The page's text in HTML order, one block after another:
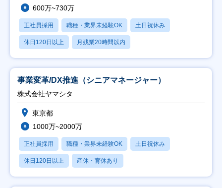
600万~730万
正社員採用 職種・業界未経験OK 土日祝休み
休日120日以上 月残業20時間以内
事業変革/DX推進（シニアマネージャー）
株式会社ヤマシタ
東京都
1000万~2000万
正社員採用 職種・業界未経験OK 土日祝休み
休日120日以上 産休・育休あり